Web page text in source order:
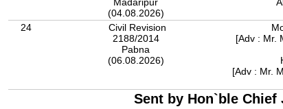
(04.08.2026)
24
Civil Revision
2188/2014
Pabna
(06.08.2026)
[Adv : Mr.
[Adv : Mr.
Sent by Hon`ble Chief